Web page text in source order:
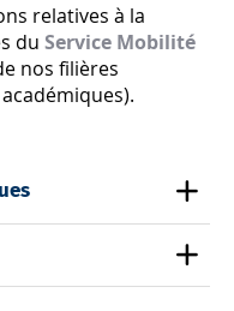
relatives à la
du Service Mobilité
nos filières